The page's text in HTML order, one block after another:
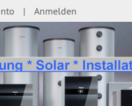
Anmelden